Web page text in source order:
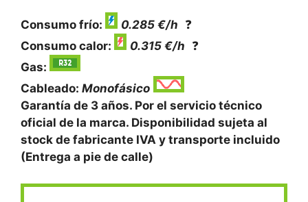
Consumo frío: 0.285 €/h ❓
Consumo calor:
0.315 €/h ❓
Gas:
Cableado: Monofásico
Garantía de 3 años. Por el servicio técnico
oficial de la marca. Disponibilidad sujeta al
stock de fabricante IVA y transporte incluido
(Entrega a pie de calle)